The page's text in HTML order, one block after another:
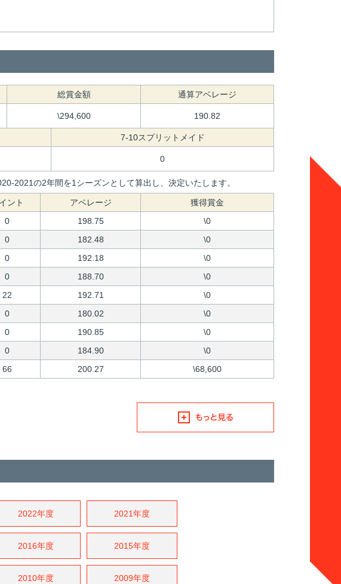
総賞金額 通算アベレージ
\294,600 190.82
7-10スプリットメイド
0
2021の2年間を1シーズンとして算出し、決定いたします。
ント アベレージ
獲得賞金
0 198.75
\0
0 182.48
\0
0 192.18
\0
0 188.70
\0
22 192.71
\0
0 180.02
\0
0 190.85
\0
0 184.90
\0
66 200.27 \68,600
2022年度 2021年度
2016年度 2015年度
2010年度 2009年度